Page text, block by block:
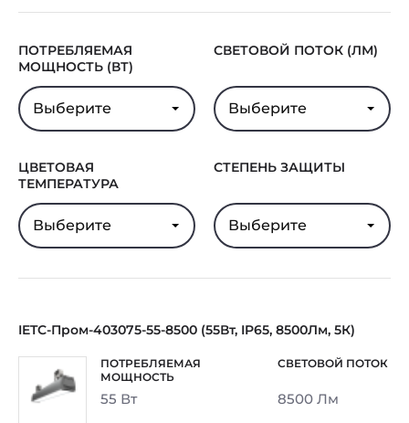
ПОТРЕБЛЯЕМАЯ
МОЩНОСТЬ (ВТ)
Выберите
СВЕТОВОЙ ПОТОК (ЛМ)
Выберите
ЦВЕТОВАЯ
ТЕМПЕРАТУРА
Выберите
СТЕПЕНЬ ЗАЩИТЫ
Выберите
IETC-Пром-403075-55-8500 (55Вт, IP65, 8500Лм, 5К)
55 Вт 8500 Лм